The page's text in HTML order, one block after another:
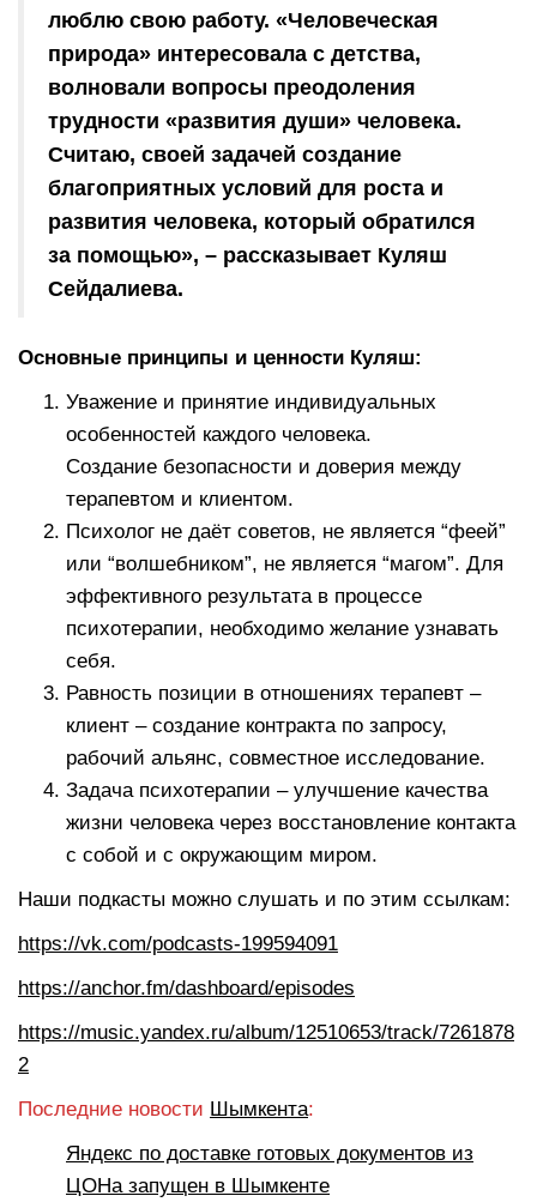
люблю свою работу. «Человеческая
природа» интересовала с детства,
волновали вопросы преодоления
трудности «развития души» человека.
Считаю, своей задачей создание
благоприятных условий для роста и
развития человека, который обратился
за помощью», – рассказывает Куляш
Сейдалиева.
Основные принципы и ценности Куляш:
Уважение и принятие индивидуальных
особенностей каждого человека.
Создание безопасности и доверия между
терапевтом и клиентом.
Психолог не даёт советов, не является “феей”
или “волшебником”, не является “магом”. Для
эффективного результата в процессе
психотерапии, необходимо желание узнавать
себя.
Равность позиции в отношениях терапевт –
клиент – создание контракта по запросу,
рабочий альянс, совместное исследование.
Задача психотерапии – улучшение качества
жизни человека через восстановление контакта
с собой и с окружающим миром.
Наши подкасты можно слушать и по этим ссылкам:
https://vk.com/podcasts-199594091
https://anchor.fm/dashboard/episodes
https://music.yandex.ru/album/12510653/track/7261878
2
Последние новости Шымкента:
Яндекс по доставке готовых документов из
ЦОНа запущен в Шымкенте